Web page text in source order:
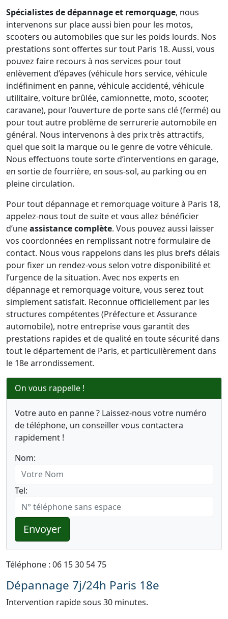
Spécialistes de dépannage et remorquage, nous
intervenons sur place aussi bien pour les motos,
scooters ou automobiles que sur les poids lourds. Nos
prestations sont offertes sur tout Paris 18. Aussi, vous
pouvez faire recours à nos services pour tout
enlèvement d’épaves (véhicule hors service, véhicule
indéfiniment en panne, véhicule accidenté, véhicule
utilitaire, voiture brûlée, camionnette, moto, scooter,
caravane), pour l’ouverture de porte sans clé (fermé) ou
pour tout autre problème de serrurerie automobile en
général. Nous intervenons à des prix très attractifs,
quel que soit la marque ou le genre de votre véhicule.
Nous effectuons toute sorte d’interventions en garage,
en sortie de fourrière, en sous-sol, au parking ou en
pleine circulation.
Pour tout dépannage et remorquage voiture à Paris 18,
appelez-nous tout de suite et vous allez bénéficier
d’uneassistance complète. Vous pouvez aussi laisser
vos coordonnées en remplissant notre formulaire de
contact. Nous vous rappelons dans les plus brefs délais
pour fixer un rendez-vous selon votre disponibilité et
l’urgence de la situation. Avec nos experts en
dépannage et remorquage voiture, vous serez tout
simplement satisfait. Reconnue officiellement par les
structures compétentes (Préfecture et Assurance
automobile), notre entreprise vous garantit des
prestations rapides et de qualité en toute sécurité dans
tout le département de Paris, et particulièrement dans
le 18e arrondissement.
On vous rappelle !
Votre auto en panne ? Laissez-nous votre numéro
de téléphone, un conseiller vous contactera
rapidement !
Nom:
Tel:
Envoyer
Téléphone : 06 15 30 54 75
Dépannage 7j/24h Paris 18e
Intervention rapide sous 30 minutes.